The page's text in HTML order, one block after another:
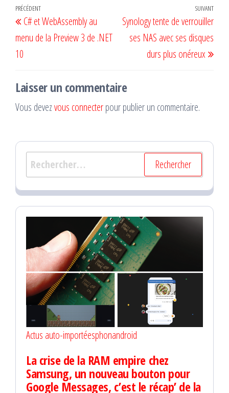
Navigation
de
l’article
Article
précédent
PRÉCÉDENT
C# et WebAssembly au
menu de la Preview 3 de .NET
10
SUIVANT
Synology tente de verrouiller
ses NAS avec ses disques
durs plus onéreux
Laisser un commentaire
Vous devezvous connecterpour publier un commentaire.
Rechercher :
Actus auto-importéesphonandroid
La crise de la RAM empire chez
Samsung, un nouveau bouton pour
Google Messages, c’est le récap’ de la